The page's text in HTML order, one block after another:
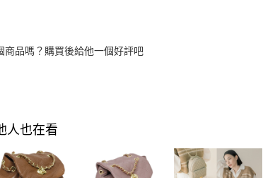
商品嗎？購買後給他一個好評吧
人也在看